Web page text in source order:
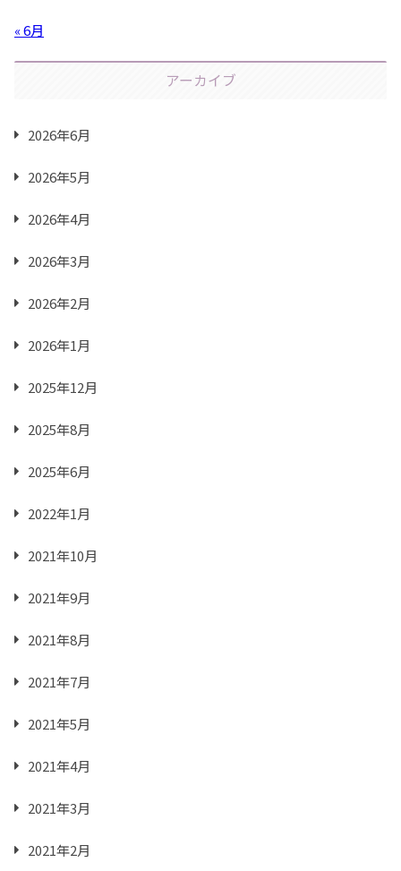
« 6月
アーカイブ
2026年6月
2026年5月
2026年4月
2026年3月
2026年2月
2026年1月
2025年12月
2025年8月
2025年6月
2022年1月
2021年10月
2021年9月
2021年8月
2021年7月
2021年5月
2021年4月
2021年3月
2021年2月